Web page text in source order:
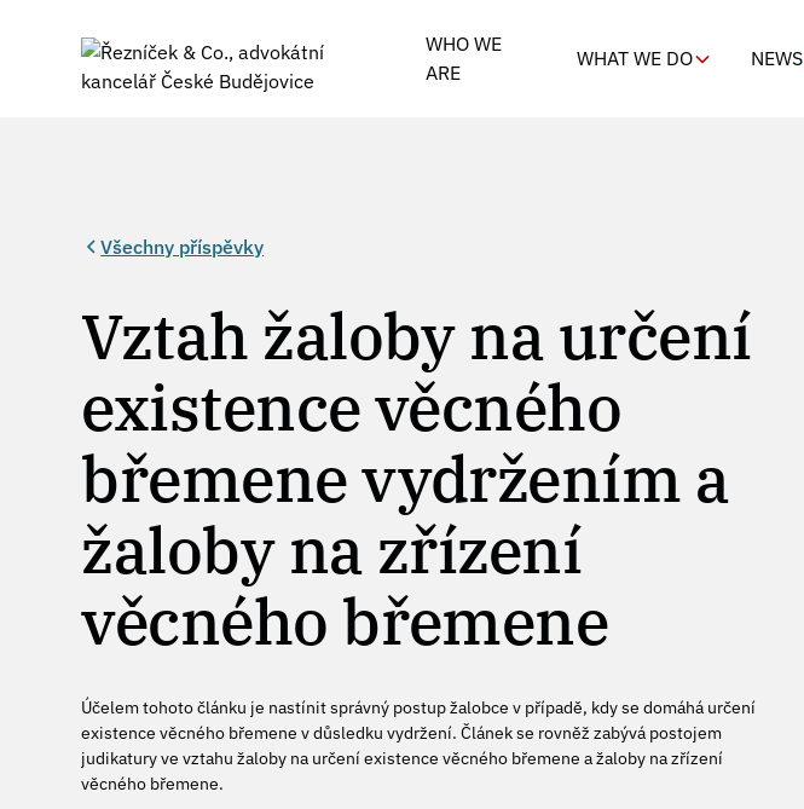
WHO WE
ARE
WHAT WE DO NEWS
Všechny příspěvky
Vztah žaloby na určení
existence věcného
břemene vydržením a
žaloby na zřízení
věcného břemene
Účelem tohoto článku je nastínit správný postup žalobce v případě, kdy se domáhá určení
existence věcného břemene v důsledku vydržení. Článek se rovněž zabývá postojem
judikatury ve vztahu žaloby na určení existence věcného břemene a žaloby na zřízení
věcného břemene.